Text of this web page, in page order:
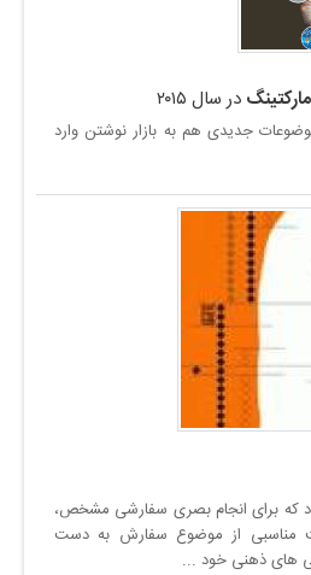
در سال ۲۰۱۵
با آغاز سال ۲۰۱۵ موضوعات جدیدی هم به بازار نوشتن وارد
که برای انجام بصری سفارشی مشخص،
مناسبی از موضوع سفارش به دست
های ذهنی خود ...